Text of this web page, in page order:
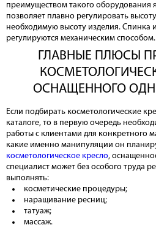
преимуществом такого оборудования
позволяет плавно регулировать
необходимую высоту изделия. Спинка
регулируются механическим способом.
ГЛАВНЫЕ ПЛЮСЫ
ОСНАЩЕННОГО
Если подбирать косметологические
каталоге, то в первую очередь
работы с клиентами для конкретного
какие именно манипуляции он
косметологическое кресло,
специалист может без особого труда
выполнять:
косметические процедуры;
наращивание ресниц;
татуаж;
массаж.